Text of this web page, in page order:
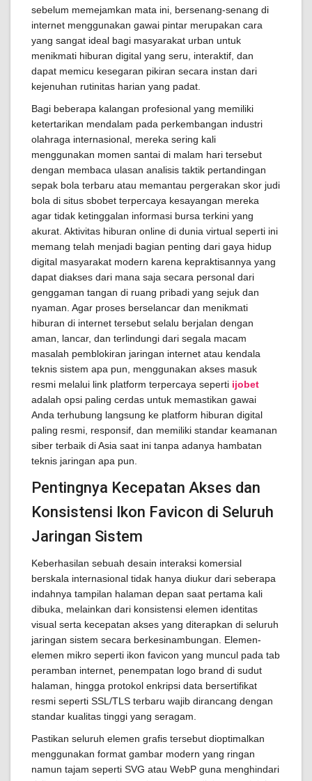
sebelum memejamkan mata ini, bersenang-senang di
internet menggunakan gawai pintar merupakan cara
yang sangat ideal bagi masyarakat urban untuk
menikmati hiburan digital yang seru, interaktif, dan
dapat memicu kesegaran pikiran secara instan dari
kejenuhan rutinitas harian yang padat.
Bagi beberapa kalangan profesional yang memiliki
ketertarikan mendalam pada perkembangan industri
olahraga internasional, mereka sering kali
menggunakan momen santai di malam hari tersebut
dengan membaca ulasan analisis taktik pertandingan
sepak bola terbaru atau memantau pergerakan skor judi
bola di situs sbobet terpercaya kesayangan mereka
agar tidak ketinggalan informasi bursa terkini yang
akurat. Aktivitas hiburan online di dunia virtual seperti ini
memang telah menjadi bagian penting dari gaya hidup
digital masyarakat modern karena kepraktisannya yang
dapat diakses dari mana saja secara personal dari
genggaman tangan di ruang pribadi yang sejuk dan
nyaman. Agar proses berselancar dan menikmati
hiburan di internet tersebut selalu berjalan dengan
aman, lancar, dan terlindungi dari segala macam
masalah pemblokiran jaringan internet atau kendala
teknis sistem apa pun, menggunakan akses masuk
resmi melalui link platform terpercaya seperti ijobet
adalah opsi paling cerdas untuk memastikan gawai
Anda terhubung langsung ke platform hiburan digital
paling resmi, responsif, dan memiliki standar keamanan
siber terbaik di Asia saat ini tanpa adanya hambatan
teknis jaringan apa pun.
Pentingnya Kecepatan Akses dan
Konsistensi Ikon Favicon di Seluruh
Jaringan Sistem
Keberhasilan sebuah desain interaksi komersial
berskala internasional tidak hanya diukur dari seberapa
indahnya tampilan halaman depan saat pertama kali
dibuka, melainkan dari konsistensi elemen identitas
visual serta kecepatan akses yang diterapkan di seluruh
jaringan sistem secara berkesinambungan. Elemen-
elemen mikro seperti ikon favicon yang muncul pada tab
peramban internet, penempatan logo brand di sudut
halaman, hingga protokol enkripsi data bersertifikat
resmi seperti SSL/TLS terbaru wajib dirancang dengan
standar kualitas tinggi yang seragam.
Pastikan seluruh elemen grafis tersebut dioptimalkan
menggunakan format gambar modern yang ringan
namun tajam seperti SVG atau WebP guna menghindari